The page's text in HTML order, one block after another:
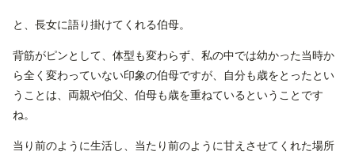
と、長女に語り掛けてくれる伯母。
背筋がピンとして、体型も変わらず、私の中では幼かった当時か
ら全く変わっていない印象の伯母ですが、自分も歳をとったとい
うことは、両親や伯父、伯母も歳を重ねているということです
ね。
当り前のように生活し、当たり前のように甘えさせてくれた場所